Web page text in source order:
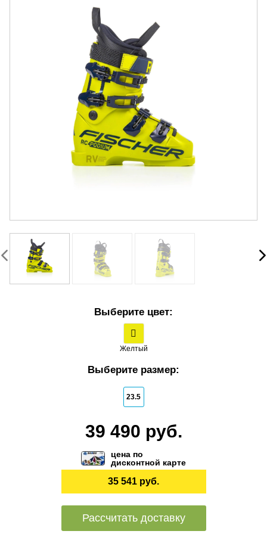
Выберите цвет:
Желтый
Выберите размер:
23.5
39 490 руб.
цена по
дисконтной карте
35 541 руб.
Рассчитать доставку